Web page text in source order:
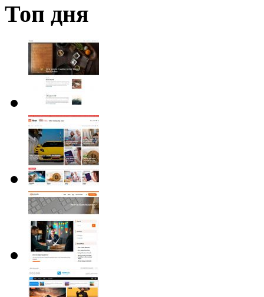
Топ дня